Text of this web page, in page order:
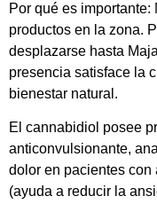
Por qué es
productos en la zona.
desplazarse hasta
presencia satisface la
bienestar natural.
El cannabidiol posee
anticonvulsionante,
dolor en pacientes con
(ayuda a reducir la